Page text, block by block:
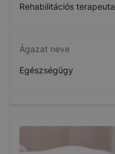
Rehabilitációs terapeuta
Ágazat neve
Egészségügy